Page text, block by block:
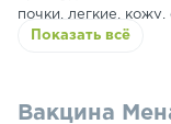
почки, легкие, кожу,
Показать всё
Вакцина